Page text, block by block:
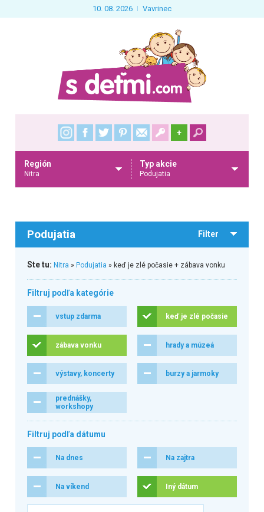
10. 08. 2026 Vavrinec
+
Región
Nitra
Typ akcie
Podujatia
Podujatia Filter
Ste tu: Nitra » Podujatia » keď je zlé počasie + zábava vonku
Filtruj podľa kategórie
vstup zdarma keď je zlé počasie
zábava vonku hrady a múzeá
výstavy, koncerty burzy a jarmoky
prednášky,
workshopy
Filtruj podľa dátumu
Na dnes Na zajtra
Na víkend Iný dátum